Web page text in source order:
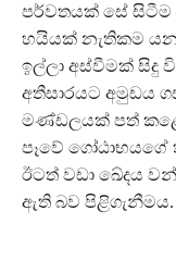
පර්වතයක් සේ සිටීම
හයියක් නැතිකම
ඉල්ලා අස්වීමක් සිදු
අතීසාරයට අමුඩය
මණ්ඩලයක් පත්
පෑවේ ගෝඨාභයගේ
ඊටත් වඩා ඛේදය
ඇති බව පිළිගැනීමය.